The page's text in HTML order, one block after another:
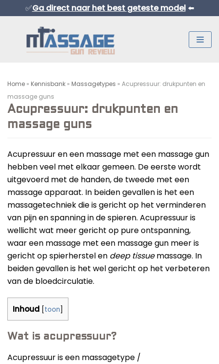
Meteen
inhoud
✅Ga direct naar het best geteste model ⬅️
Professionele Massage Guns
Mini Massage Guns
Overige Producten
Beste Mini Massage Guns
Beste Professionele Massage Pistolen
Addsfit
Compex
Hyperice
Hydragun
Massagerr
MUSCQLER
Northwall
Algemeen
Massagekoppen
Massagetypes
Technologie
Home » Kennisbank » Massagetypes » Acupressuur: drukpunten en
massage guns
Acupressuur: drukpunten en
massage guns
Acupressuur en een massage met een massage gun
hebben veel met elkaar gemeen. De eerste wordt
uitgevoerd met de handen, de tweede met een
massage apparaat. In beiden gevallen is het een
massagetechniek die is gericht op het verminderen
van pijn en spanning in de spieren. Acupressuur is
wellicht wat meer gericht op pure ontspanning,
waar een massage met een massage gun meer is
gericht op spierherstel en deep tissuemassage. In
beiden gevallen is het wel gericht op het verbeteren
van de bloedcirculatie.
Inhoud toon
Wat is acupressuur?
Acupressuur is een massagetype /